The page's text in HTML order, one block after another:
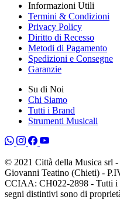
Informazioni Utili
Termini & Condizioni
Privacy Policy
Diritto di Recesso
Metodi di Pagamento
Spedizioni e Consegne
Garanzie
Su di Noi
Chi Siamo
Tutti i Brand
Strumenti Musicali
© 2021 Città della Musica srl
Giovanni Teatino (Chieti) -
CCIAA: CH022-2898 - Tutti i
segni distintivi sono di